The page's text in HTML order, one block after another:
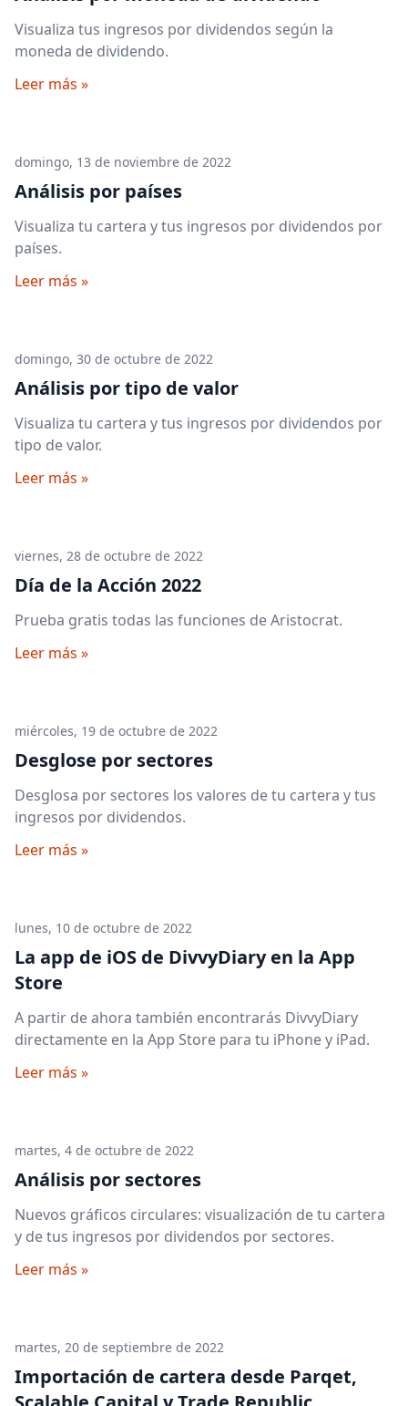
Visualiza tus ingresos por dividendos según la
moneda de dividendo.
Leer más »
domingo, 13 de noviembre de 2022
Análisis por países
Visualiza tu cartera y tus ingresos por dividendos por
países.
Leer más »
domingo, 30 de octubre de 2022
Análisis por tipo de valor
Visualiza tu cartera y tus ingresos por dividendos por
tipo de valor.
Leer más »
viernes, 28 de octubre de 2022
Día de la Acción 2022
Prueba gratis todas las funciones de Aristocrat.
Leer más »
miércoles, 19 de octubre de 2022
Desglose por sectores
Desglosa por sectores los valores de tu cartera y tus
ingresos por dividendos.
Leer más »
lunes, 10 de octubre de 2022
La app de iOS de DivvyDiary en la App
Store
A partir de ahora también encontrarás DivvyDiary
directamente en la App Store para tu iPhone y iPad.
Leer más »
martes, 4 de octubre de 2022
Análisis por sectores
Nuevos gráficos circulares: visualización de tu cartera
y de tus ingresos por dividendos por sectores.
Leer más »
martes, 20 de septiembre de 2022
Importación de cartera desde Parqet,